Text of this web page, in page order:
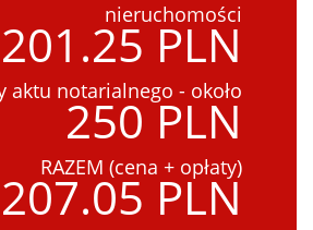
nieruchomości
201.25 PLN
aktu notarialnego - około
250 PLN
RAZEM (cena + opłaty)
PLN